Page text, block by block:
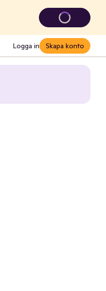
Logga in Skapa konto